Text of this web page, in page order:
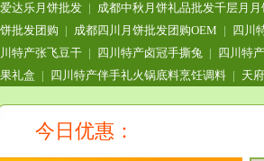
爱达乐月饼批发 | 成都中秋月饼礼品批发千层月月
饼批发团购 | 成都四川月饼批发团购OEM | 四川
川特产张飞豆干 | 四川特产卤冠手撕兔 | 四川特
果礼盒 | 四川特产伴手礼火锅底料烹饪调料 | 天
今日优惠：